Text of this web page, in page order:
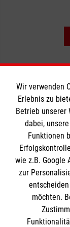
Impressum
Kontakt
Die
Malteser
Wir verwenden
Erlebnis zu
Betrieb unserer
dabei,
Funktionen
wie z.B. Google
zur
möchten.